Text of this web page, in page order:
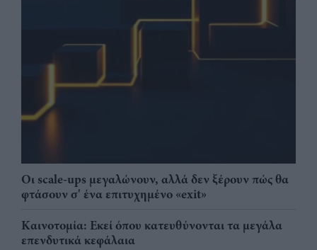
Οι scale-ups μεγαλώνουν, αλλά δεν ξέρουν πώς θα
φτάσουν σ' ένα επιτυχημένο «exit»
Καινοτομία: Εκεί όπου κατευθύνονται τα μεγάλα
επενδυτικά κεφάλαια